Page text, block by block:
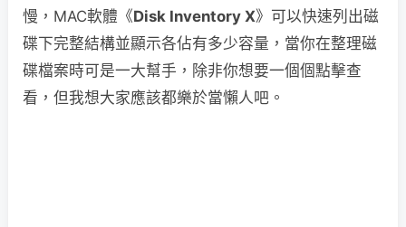
慢，MAC軟體《Disk Inventory X》可以快速列出磁
碟下完整結構並顯示各佔有多少容量，當你在整理磁
碟檔案時可是一大幫手，除非你想要一個個點擊查
看，但我想大家應該都樂於當懶人吧。